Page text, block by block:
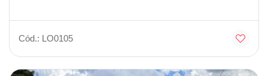
Cód.: LO0105